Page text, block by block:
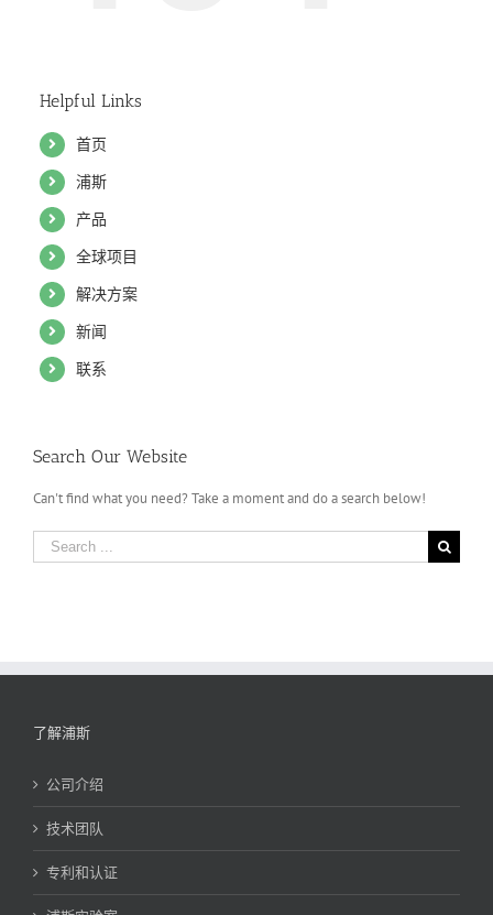
Helpful Links
首页
浦斯
产品
全球项目
解决方案
新闻
联系
Search Our Website
Can't find what you need? Take a moment and do a search below!
Search
for:
了解浦斯
公司介绍
技术团队
专利和认证